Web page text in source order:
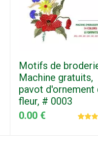
Motifs de
Machine gratuits,
pavot d'ornement
fleur, # 0003
0.00 €